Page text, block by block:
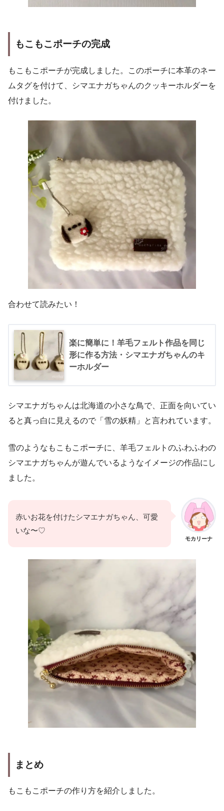
もこもこポーチの完成
もこもこポーチが完成しました。このポーチに本革のネー
ムタグを付けて、シマエナガちゃんのクッキーホルダーを
付けました。
合わせて読みたい！
楽に簡単に！羊毛フェルト作品を同じ
形に作る方法・シマエナガちゃんのキ
ーホルダー
シマエナガちゃんは北海道の小さな鳥で、正面を向いてい
ると真っ白に見えるので「雪の妖精」と言われています。
雪のようなもこもこポーチに、羊毛フェルトのふわふわの
シマエナガちゃんが遊んでいるようなイメージの作品にし
ました。
モカリーナ
赤いお花を付けたシマエナガちゃん、可愛
いな〜♡
まとめ
もこもこポーチの作り方を紹介しました。